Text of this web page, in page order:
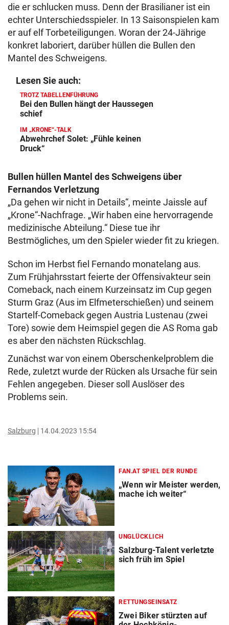
die er schlucken muss. Denn der Brasilianer ist ein
echter Unterschiedsspieler. In 13 Saisonspielen kam
er auf elf Torbeteiligungen. Woran der 24-Jährige
konkret laboriert, darüber hüllen die Bullen den
Mantel des Schweigens.
Lesen Sie auch:
TROTZ TABELLENFÜHRUNG
Bei den Bullen hängt der Haussegen
schief
IM „KRONE“-TALK
Abwehrchef Solet: „Fühle keinen
Druck“
Bullen hüllen Mantel des Schweigens über
Fernandos Verletzung
„Da gehen wir nicht in Details“, meinte Jaissle auf
„Krone“-Nachfrage. „Wir haben eine hervorragende
medizinische Abteilung.“ Diese tue ihr
Bestmögliches, um den Spieler wieder fit zu kriegen.
Schon im Herbst fiel Fernando monatelang aus.
Zum Frühjahrsstart feierte der Offensivakteur sein
Comeback, nach einem Kurzeinsatz im Cup gegen
Sturm Graz (Aus im Elfmeterschießen) und seinem
Startelf-Comeback gegen Austria Lustenau (zwei
Tore) sowie dem Heimspiel gegen die AS Roma gab
es aber den nächsten Rückschlag.
Zunächst war von einem Oberschenkelproblem die
Rede, zuletzt wurde der Rücken als Ursache für sein
Fehlen angegeben. Dieser soll Auslöser des
Problems sein.
Salzburg 14.04.2023 15:54
FAN.AT SPIEL DER RUNDE
„Wenn wir Meister werden,
mache ich weiter“
UNGLÜCKLICH
Salzburg-Talent verletzte
sich früh im Spiel
RETTUNGSEINSATZ
Zwei Biker stürzten auf